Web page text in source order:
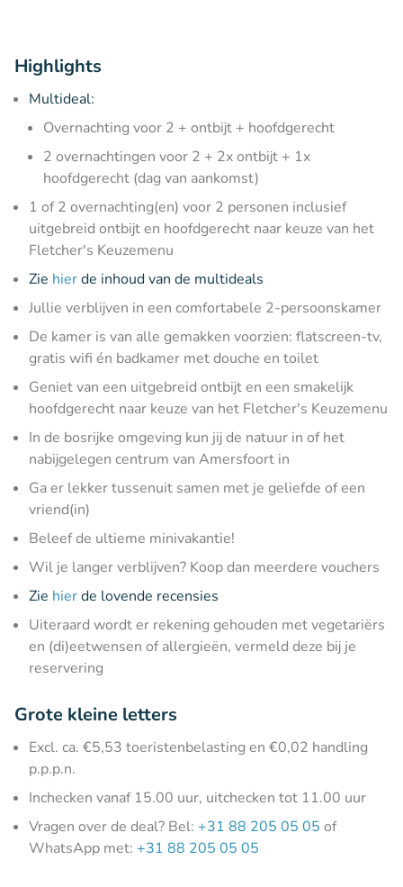
Highlights
Multideal:
Overnachting voor 2 + ontbijt + hoofdgerecht
2 overnachtingen voor 2 + 2x ontbijt + 1x
hoofdgerecht (dag van aankomst)
1 of 2 overnachting(en) voor 2 personen inclusief
uitgebreid ontbijt en hoofdgerecht naar keuze van het
Fletcher's Keuzemenu
Zie hierde inhoud van de multideals
Jullie verblijven in een comfortabele 2-persoonskamer
De kamer is van alle gemakken voorzien: flatscreen-tv,
gratis wifi én badkamer met douche en toilet
Geniet van een uitgebreid ontbijt en een smakelijk
hoofdgerecht naar keuze van het Fletcher's Keuzemenu
In de bosrijke omgeving kun jij de natuur in of het
nabijgelegen centrum van Amersfoort in
Ga er lekker tussenuit samen met je geliefde of een
vriend(in)
Beleef de ultieme minivakantie!
Wil je langer verblijven? Koop dan meerdere vouchers
Zie hierde lovende recensies
Uiteraard wordt er rekening gehouden met vegetariërs
en (di)eetwensen of allergieën, vermeld deze bij je
reservering
Grote kleine letters
Excl. ca. €5,53 toeristenbelasting en €0,02 handling
p.p.p.n.
Inchecken vanaf 15.00 uur, uitchecken tot 11.00 uur
Vragen over de deal? Bel: +31 88 205 05 05 of
WhatsApp met: +31 88 205 05 05